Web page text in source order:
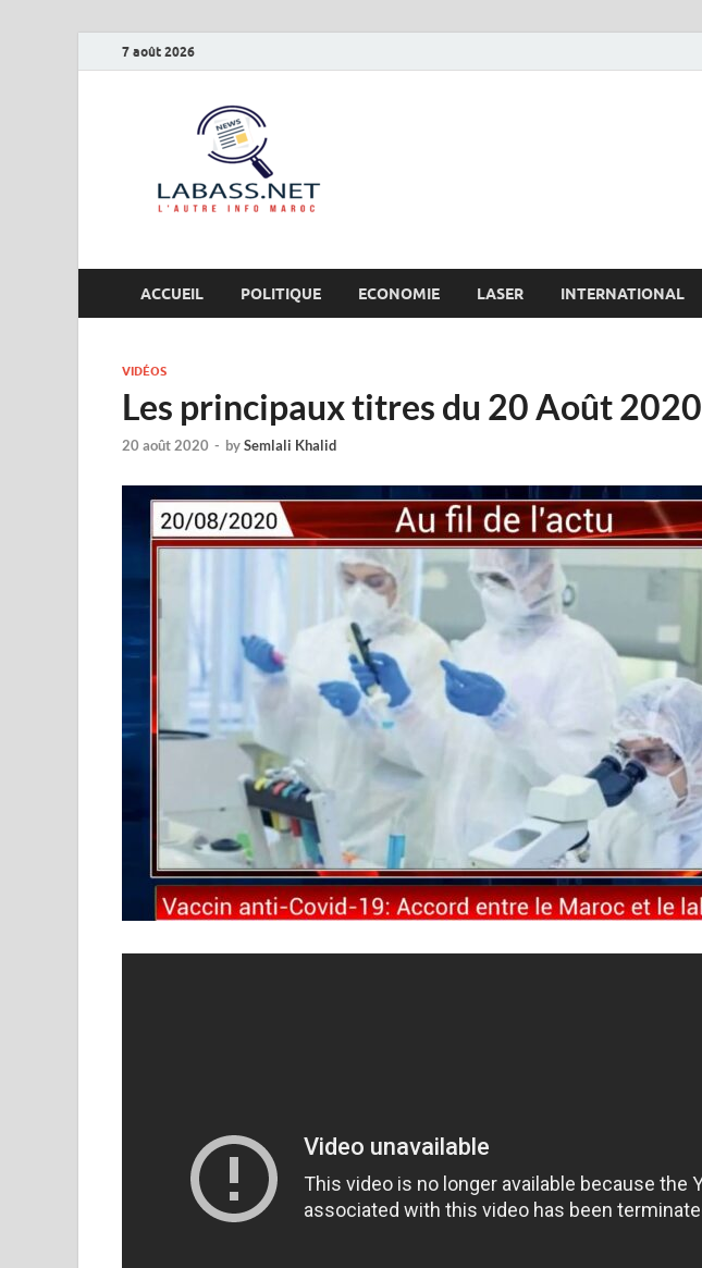
7 août 2026
ACCUEIL POLITIQUE ECONOMIE LASER INTERNATIONAL
VIDÉOS
Les principaux titres du 20 Août 2020
20 août 2020 - bySemlali Khalid